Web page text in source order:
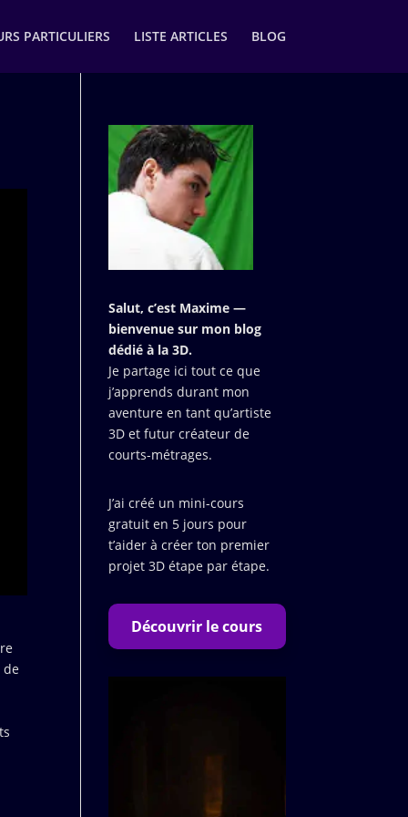
PARTICULIERS LISTE ARTICLES BLOG
de
Salut, c’est Maxime —
bienvenue sur mon blog
dédié à la 3D.
Je partage ici tout ce que
j’apprends durant mon
aventure en tant qu’artiste
3D et futur créateur de
courts-métrages.
J’ai créé un mini-cours
gratuit en 5 jours pour
t’aider à créer ton premier
projet 3D étape par étape.
Découvrir le cours